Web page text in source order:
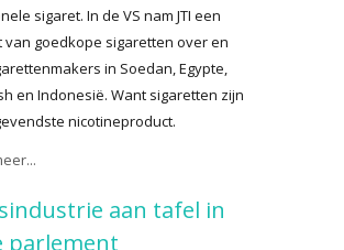
sigaret. In de VS nam JTI een
van goedkope sigaretten over en
in Soedan, Egypte,
en Indonesië. Want sigaretten zijn
nicotineproduct.
aan tafel in
parlement